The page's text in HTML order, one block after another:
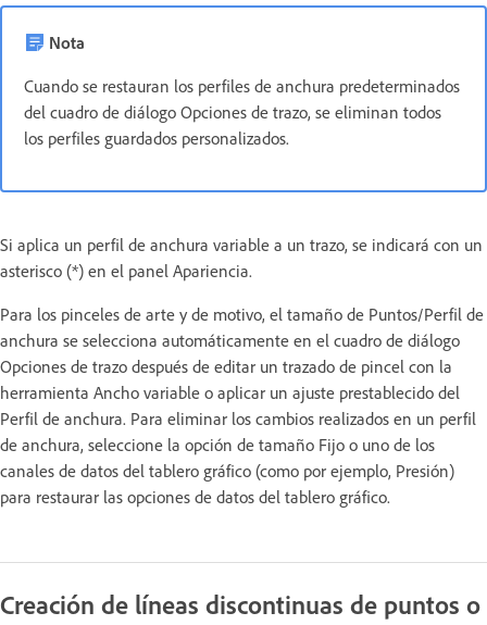
Nota
Cuando se restauran los perfiles de anchura predeterminados
del cuadro de diálogo Opciones de trazo, se eliminan todos
los perfiles guardados personalizados.
Si aplica un perfil de anchura variable a un trazo, se indicará con un
asterisco (*) en el panel Apariencia.
Para los pinceles de arte y de motivo, el tamaño de Puntos/Perfil de
anchura se selecciona automáticamente en el cuadro de diálogo
Opciones de trazo después de editar un trazado de pincel con la
herramienta Ancho variable o aplicar un ajuste prestablecido del
Perfil de anchura. Para eliminar los cambios realizados en un perfil
de anchura, seleccione la opción de tamaño Fijo o uno de los
canales de datos del tablero gráfico (como por ejemplo, Presión)
para restaurar las opciones de datos del tablero gráfico.
Creación de líneas discontinuas de puntos o